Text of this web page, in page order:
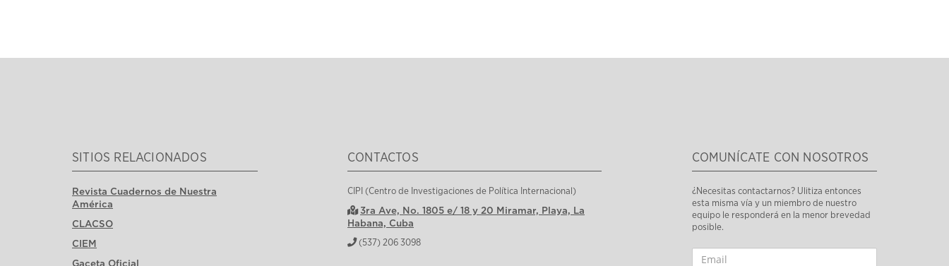
SITIOS RELACIONADOS
Revista Cuadernos de Nuestra
América
CLACSO
CIEM
Gaceta Oficial
CONTACTOS
CIPI (Centro de Investigaciones de Política Internacional)
3ra Ave, No. 1805 e/ 18 y 20 Miramar, Playa, La
Habana, Cuba
(537) 206 3098
COMUNÍCATE CON NOSOTROS
¿Necesitas contactarnos? Ulitiza entonces
esta misma vía y un miembro de nuestro
equipo le responderá en la menor brevedad
posible.